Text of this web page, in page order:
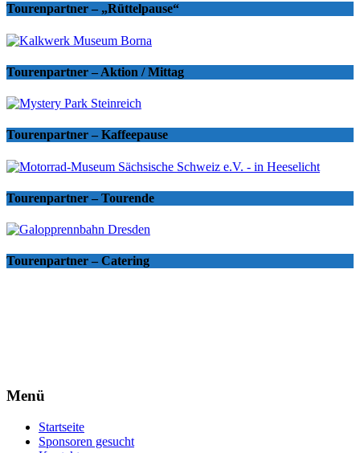
Tourenpartner – „Rüttelpause“
Tourenpartner – Aktion / Mittag
Tourenpartner – Kaffeepause
Tourenpartner – Tourende
Tourenpartner – Catering
Menü
Startseite
Sponsoren gesucht